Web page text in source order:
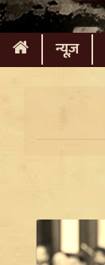
(current)
न्यूज़